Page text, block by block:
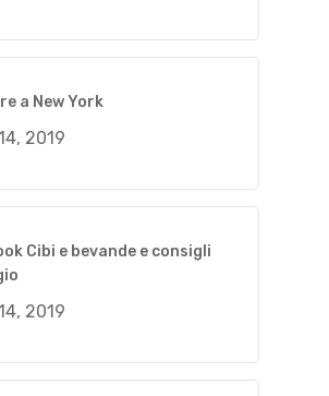
a New York
2019
Cibi e bevande e consigli
2019